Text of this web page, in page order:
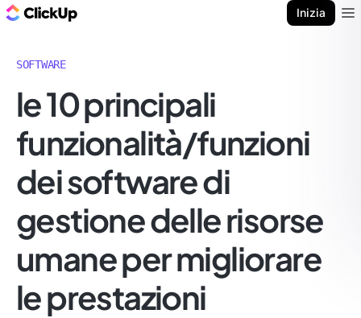
Inizia
SOFTWARE
le 10 principali
funzionalità/funzioni
dei software di
gestione delle risorse
umane per migliorare
le prestazioni